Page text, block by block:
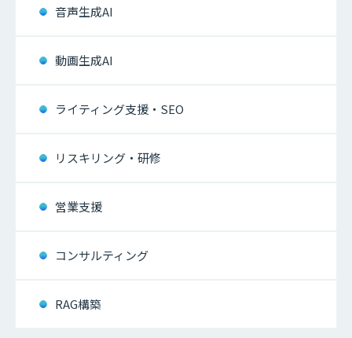
音声生成AI
動画生成AI
ライティング支援・SEO
リスキリング・研修
営業支援
コンサルティング
RAG構築